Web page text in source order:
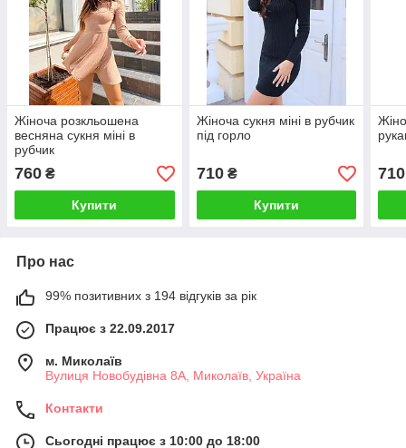
Жіноча розкльошена
весняна сукня міні в
рубчик
760 ₴
Купити
Жіноча сукня міні в рубчик
під горло
710₴
Купити
710
Про нас
99% позитивних з 194 відгуків за рік
Працює з 22.09.2017
м. Миколаїв
Вулиця Новобудівна 8А, Миколаїв, Україна
Контакти
Сьогодні працює з 10:00 до 18:00